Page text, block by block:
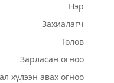
Нэр
Захиалагч
Төлөв
Зарласан огноо
хүлээн авах огноо